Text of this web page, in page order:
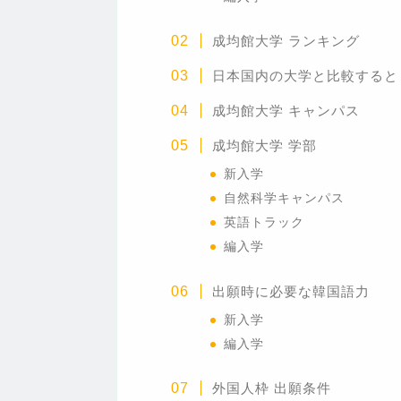
成均館大学 ランキング
日本国内の大学と比較すると
成均館大学 キャンパス
成均館大学 学部
新入学
自然科学キャンパス
英語トラック
編入学
出願時に必要な韓国語力
新入学
編入学
外国人枠 出願条件